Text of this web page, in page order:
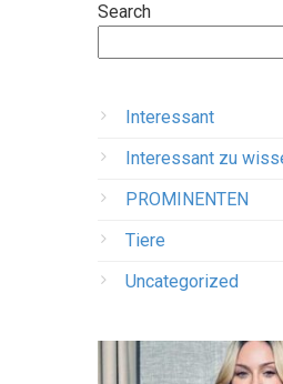
Search
Interessant
Interessant zu
PROMINENTEN
Tiere
Uncategorized